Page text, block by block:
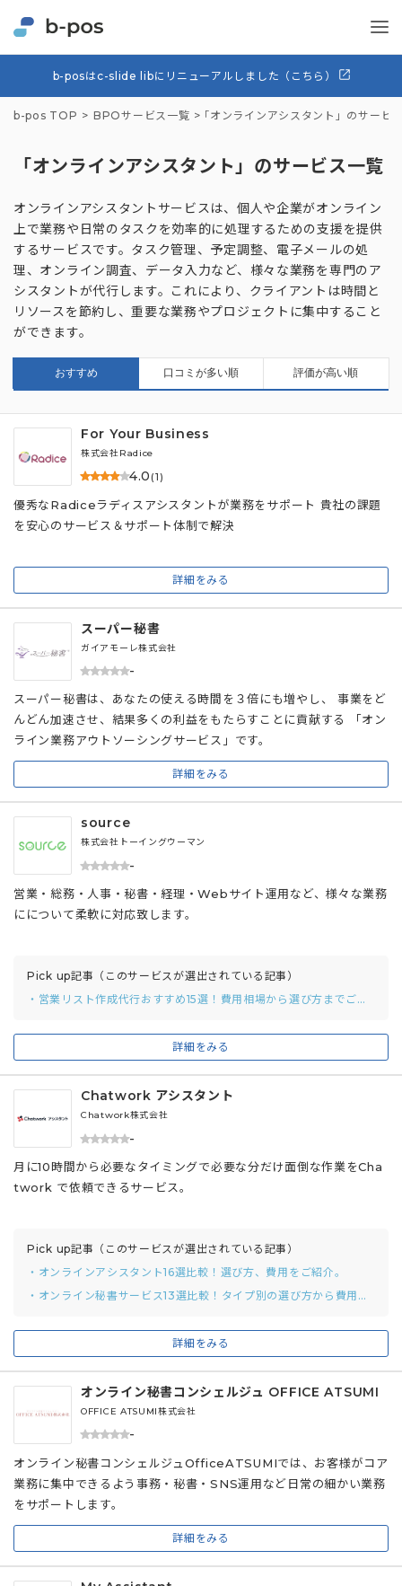
b-posはc-slide libにリニューアルしました（こちら）
b-pos TOP BPOサービス一覧 「オンラインアシスタント」のサービ
「オンラインアシスタント」のサービス一覧
オンラインアシスタントサービスは、個人や企業がオンライン
上で業務や日常のタスクを効率的に処理するための支援を提供
するサービスです。タスク管理、予定調整、電子メールの処
理、オンライン調査、データ入力など、様々な業務を専門のア
シスタントが代行します。これにより、クライアントは時間と
リソースを節約し、重要な業務やプロジェクトに集中すること
ができます。
おすすめ 口コミが多い順 評価が高い順
For Your Business
株式会社Radice
4.0 (1)
詳細をみる
優秀なRadiceラディスアシスタントが業務をサポート 貴社の課題
を安心のサービス＆サポート体制で解決
スーパー秘書
ガイアモーレ株式会社
-
詳細をみる
スーパー秘書は、あなたの使える時間を３倍にも増やし、 事業をど
んどん加速させ、結果多くの利益をもたらすことに貢献する 「オン
ライン業務アウトソーシングサービス」です。
source
株式会社トーイングウーマン
-
詳細をみる
営業・総務・人事・秘書・経理・Webサイト運用など、様々な業務
にについて柔軟に対応致します。
Pick up記事（このサービスが選出されている記事）
・営業リスト作成代行おすすめ15選！費用相場から選び方までご紹介
Chatwork アシスタント
Chatwork株式会社
-
詳細をみる
月に10時間から必要なタイミングで必要な分だけ面倒な作業をCha
twork で依頼できるサービス。
Pick up記事（このサービスが選出されている記事）
・オンラインアシスタント16選比較！選び方、費用をご紹介。
・オンライン秘書サービス13選比較！タイプ別の選び方から費用相場まで解説
オンライン秘書コンシェルジュ OFFICE ATSUMI
OFFICE ATSUMI株式会社
-
詳細をみる
オンライン秘書コンシェルジュOfficeATSUMIでは、お客様がコア
業務に集中できるよう事務・秘書・SNS運用など日常の細かい業務
をサポートします。